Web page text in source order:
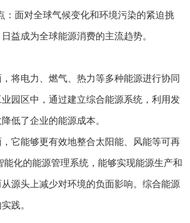
面对全球气候变化和环境污染的紧迫挑
益成为全球能源消费的主流趋势。
电力、燃气、热力等多种能源进行协同
园区中，通过建立综合能源系统，利用发
低了企业的能源成本。
它能够更有效地整合太阳能、风能等可再
化的能源管理系统，能够实现能源生产和
源头上减少对环境的负面影响。综合能源
践。